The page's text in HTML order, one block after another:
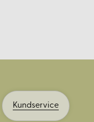
Kundservice